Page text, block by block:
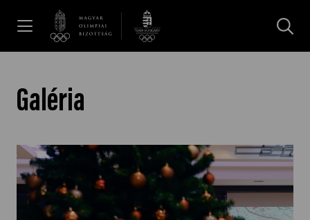
Dakar 2026
Galéria